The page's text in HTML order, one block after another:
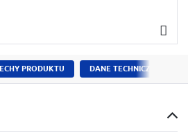
PRODUKTU DANE TECHNICZNE